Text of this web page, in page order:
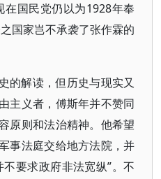
在国民党仍以为1928年奉
国家岂不承袭了张作霖的
的解读，但历史与现实又
主义者，傅斯年并不赞同
原则和法治精神。他希望
事法庭交给地方法院，并
要求政府非法宽纵”。不